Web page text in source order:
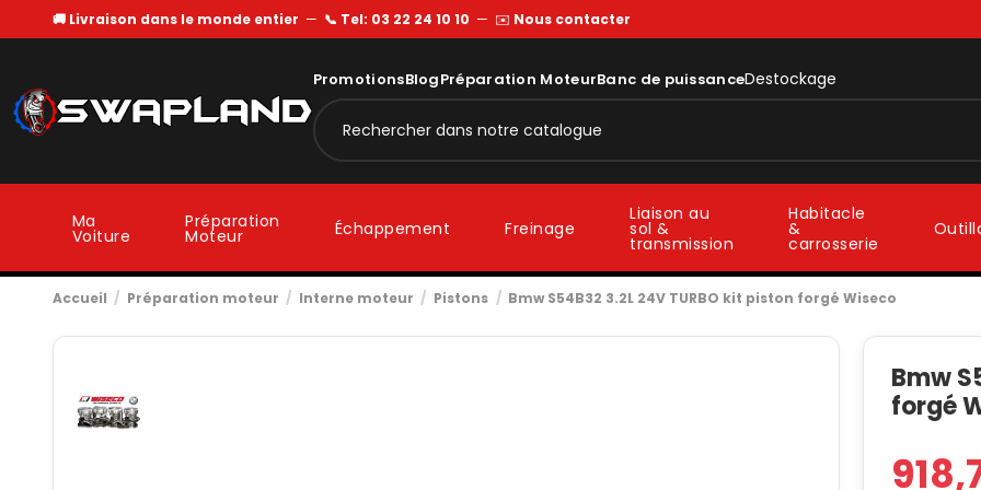
🚚 Livraison dans le monde entier — 📞 Tel: 03 22 24 10 10 — ✉️ Nous contacter
PromotionsBlogPréparation MoteurBanc de puissanceDestockage
Ma
Voiture
Préparation
Moteur Échappement Freinage
Liaison au
sol &
transmission
Habitacle
&
carrosserie
Accueil Préparation moteur Interne moteur Pistons Bmw S54B32 3.2L 24V TURBO kit piston forgé Wiseco
Bmw
forgé